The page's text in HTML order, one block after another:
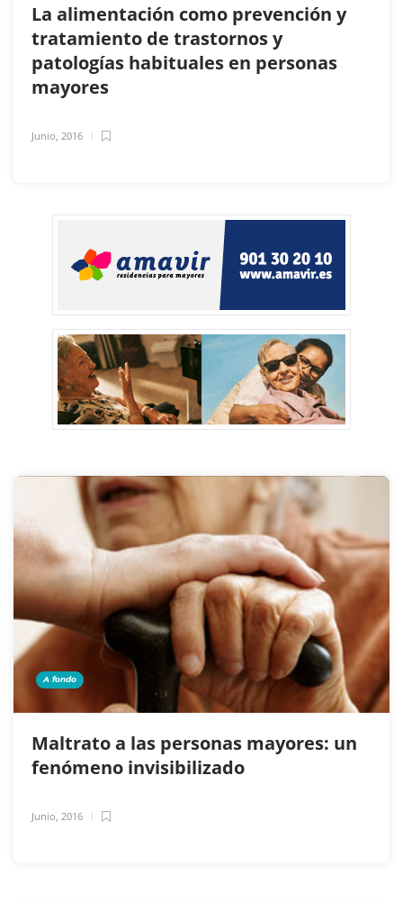
La alimentación como prevención y
tratamiento de trastornos y
patologías habituales en personas
mayores
Junio, 2016
A fondo
Maltrato a las personas mayores: un
fenómeno invisibilizado
Junio, 2016